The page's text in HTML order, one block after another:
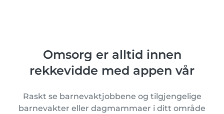
Omsorg er alltid innen
rekkevidde med appen vår
Raskt se barnevaktjobbene og tilgjengelige
barnevakter eller dagmammaer i ditt område